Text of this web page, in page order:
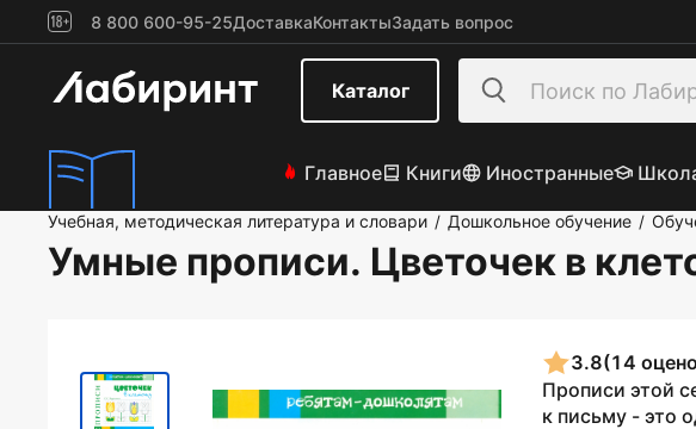
8 800 600-95-25ДоставкаКонтактыЗадать вопрос
Каталог
Главное Книги Иностранные
Учебная, методическая литература и словари / Дошкольное обучение /
Умные прописи. Цветочек в
3.8(14
Прописи этой
к письму - это